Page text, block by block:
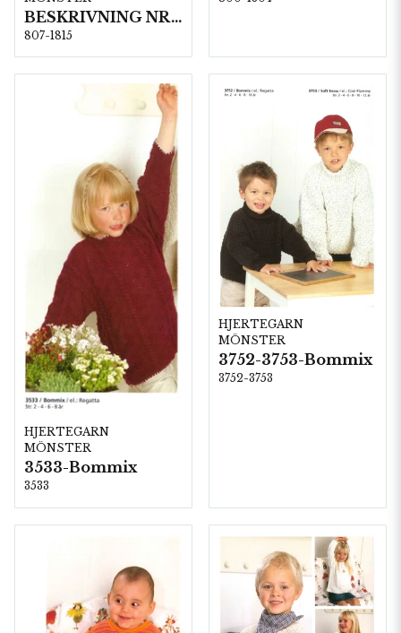
BESKRIVNING NR1815
807-1815
HJERTEGARN
MÖNSTER
3533-Bommix
3533
HJERTEGARN
MÖNSTER
3752-3753-Bommix
3752-3753